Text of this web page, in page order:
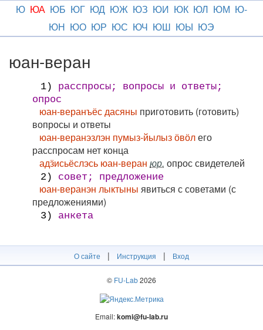
Ю ЮА ЮБ ЮГ ЮД ЮЖ ЮЗ ЮИ ЮК ЮЛ ЮМ Ю-
ЮН ЮО ЮР ЮС ЮЧ ЮШ ЮЫ ЮЭ
юан-веран
1)
расспросы; вопросы и ответы;
опрос
юан-веранъёс дасяны приготовить (готовить)
вопросы и ответы
юан-веранэзлэн пумыз-йылыз ӧвӧлего
расспросам нет конца
адӟисьёслэсь юан-веран юр. опрос свидетелей
2) совет; предложение
юан-веранэн лыктыны явиться с советами (с
предложениями)
3) анкета
О сайте | Инструкция | Вход
© FU-Lab2026
Email:komi@fu-lab.ru